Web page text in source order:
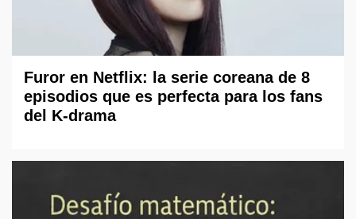
Furor en Netflix: la serie coreana de 8
episodios que es perfecta para los fans
del K-drama